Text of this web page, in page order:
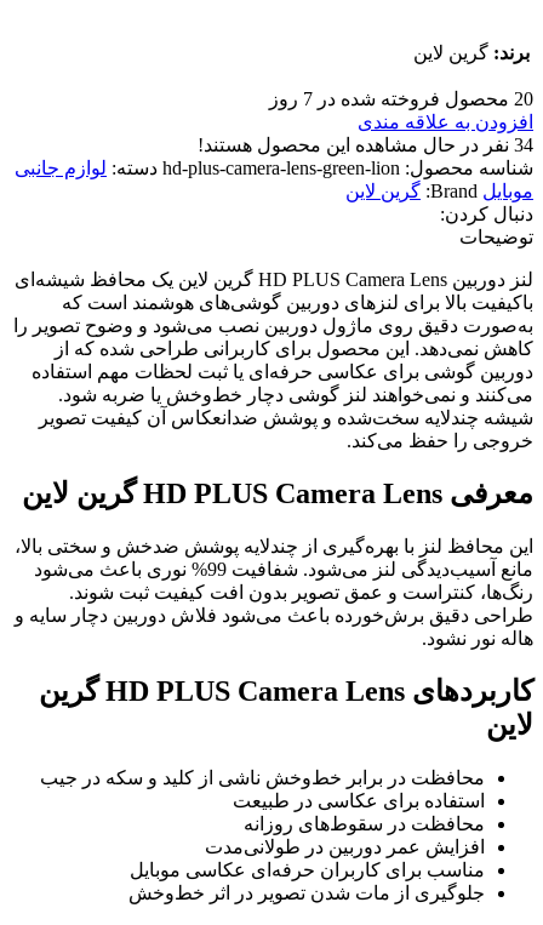
برند: گرین لاین
20 محصول فروخته شده در 7 روز
افزودن به علاقه مندی
34 نفر در حال مشاهده این محصول هستند!
شناسه محصول: hd-plus-camera-lens-green-lion دسته: لوازم جانبی
موبایل Brand: گرین لاین
دنبال کردن:
توضیحات
لنز دوربین HD PLUS Camera Lens گرین لاین یک محافظ شیشه‌ای
باکیفیت بالا برای لنزهای دوربین گوشی‌های هوشمند است که
به‌صورت دقیق روی ماژول دوربین نصب می‌شود و وضوح تصویر را
کاهش نمی‌دهد. این محصول برای کاربرانی طراحی شده که از
دوربین گوشی برای عکاسی حرفه‌ای یا ثبت لحظات مهم استفاده
می‌کنند و نمی‌خواهند لنز گوشی دچار خط‌وخش یا ضربه شود.
شیشه چندلایه سخت‌شده و پوشش ضدانعکاس آن کیفیت تصویر
خروجی را حفظ می‌کند.
معرفی HD PLUS Camera Lens گرین لاین
این محافظ لنز با بهره‌گیری از چندلایه پوشش ضدخش و سختی بالا،
مانع آسیب‌دیدگی لنز می‌شود. شفافیت 99% نوری باعث می‌شود
رنگ‌ها، کنتراست و عمق تصویر بدون افت کیفیت ثبت شوند.
طراحی دقیق برش‌خورده باعث می‌شود فلاش دوربین دچار سایه و
هاله نور نشود.
کاربردهای HD PLUS Camera Lens گرین
لاین
محافظت در برابر خط‌وخش ناشی از کلید و سکه در جیب
استفاده برای عکاسی در طبیعت
محافظت در سقوط‌های روزانه
افزایش عمر دوربین در طولانی‌مدت
مناسب برای کاربران حرفه‌ای عکاسی موبایل
جلوگیری از مات شدن تصویر در اثر خط‌وخش